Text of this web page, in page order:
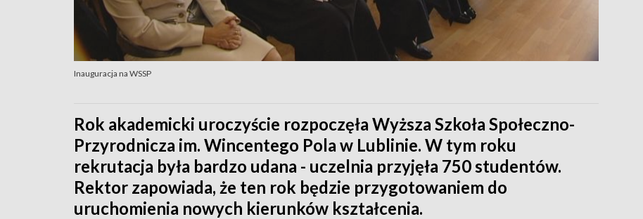
Inauguracja na WSSP
Rok akademicki uroczyście rozpoczęła Wyższa Szkoła Społeczno-
Przyrodnicza im. Wincentego Pola w Lublinie. W tym roku
rekrutacja była bardzo udana - uczelnia przyjęła 750 studentów.
Rektor zapowiada, że ten rok będzie przygotowaniem do
uruchomienia nowych kierunków kształcenia.